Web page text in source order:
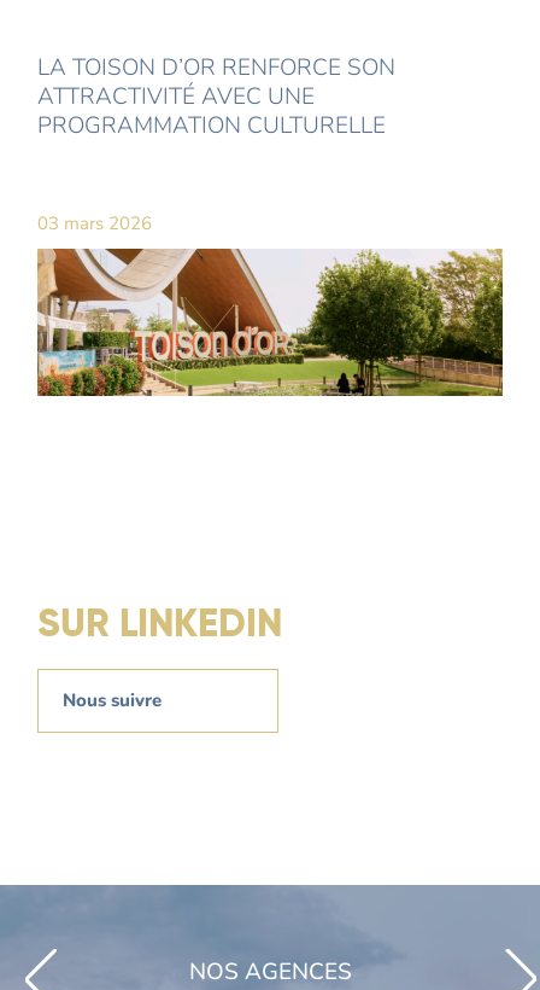
LA TOISON D’OR RENFORCE SON
ATTRACTIVITÉ AVEC UNE
PROGRAMMATION CULTURELLE
03 mars 2026
SUR LINKEDIN
Nous suivre
NOS AGENCES